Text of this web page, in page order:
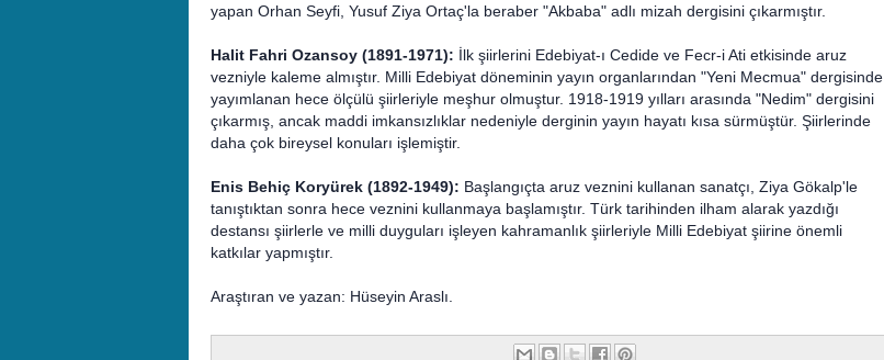
yapan Orhan Seyfi, Yusuf Ziya Ortaç'la beraber "Akbaba" adlı mizah dergisini çıkarmıştır.
Halit Fahri Ozansoy (1891-1971): İlk şiirlerini Edebiyat-ı Cedide ve Fecr-i Ati etkisinde aruz
vezniyle kaleme almıştır. Milli Edebiyat döneminin yayın organlarından "Yeni Mecmua" dergisinde
yayımlanan hece ölçülü şiirleriyle meşhur olmuştur. 1918-1919 yılları arasında "Nedim" dergisini
çıkarmış, ancak maddi imkansızlıklar nedeniyle derginin yayın hayatı kısa sürmüştür. Şiirlerinde
daha çok bireysel konuları işlemiştir.
Enis Behiç Koryürek (1892-1949): Başlangıçta aruz veznini kullanan sanatçı, Ziya Gökalp'le
tanıştıktan sonra hece veznini kullanmaya başlamıştır. Türk tarihinden ilham alarak yazdığı
destansı şiirlerle ve milli duyguları işleyen kahramanlık şiirleriyle Milli Edebiyat şiirine önemli
katkılar yapmıştır.
Araştıran ve yazan: Hüseyin Araslı.